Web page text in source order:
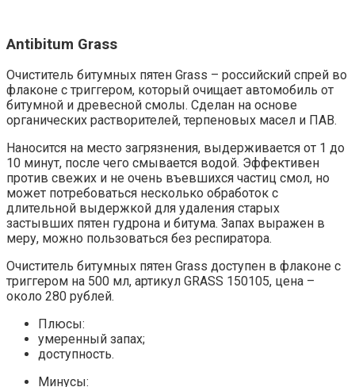
Antibitum Grass
Очиститель битумных пятен Grass – российский спрей во
флаконе с триггером, который очищает автомобиль от
битумной и древесной смолы. Сделан на основе
органических растворителей, терпеновых масел и ПАВ.
Наносится на место загрязнения, выдерживается от 1 до
10 минут, после чего смывается водой. Эффективен
против свежих и не очень въевшихся частиц смол, но
может потребоваться несколько обработок с
длительной выдержкой для удаления старых
застывших пятен гудрона и битума. Запах выражен в
меру, можно пользоваться без респиратора.
Очиститель битумных пятен Grass доступен в флаконе с
триггером на 500 мл, артикул GRASS 150105, цена –
около 280 рублей.
Плюсы:
умеренный запах;
доступность.
Минусы: